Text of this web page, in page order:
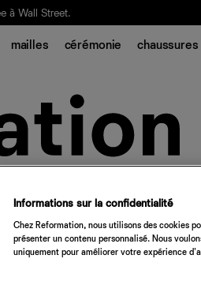
à Wall Street.
mailles cérémonie chaussures
Informations sur la confidentialité
Chez Reformation, nous utilisons des cookies
présenter un contenu personnalisé. Nous
uniquement pour améliorer votre expérience